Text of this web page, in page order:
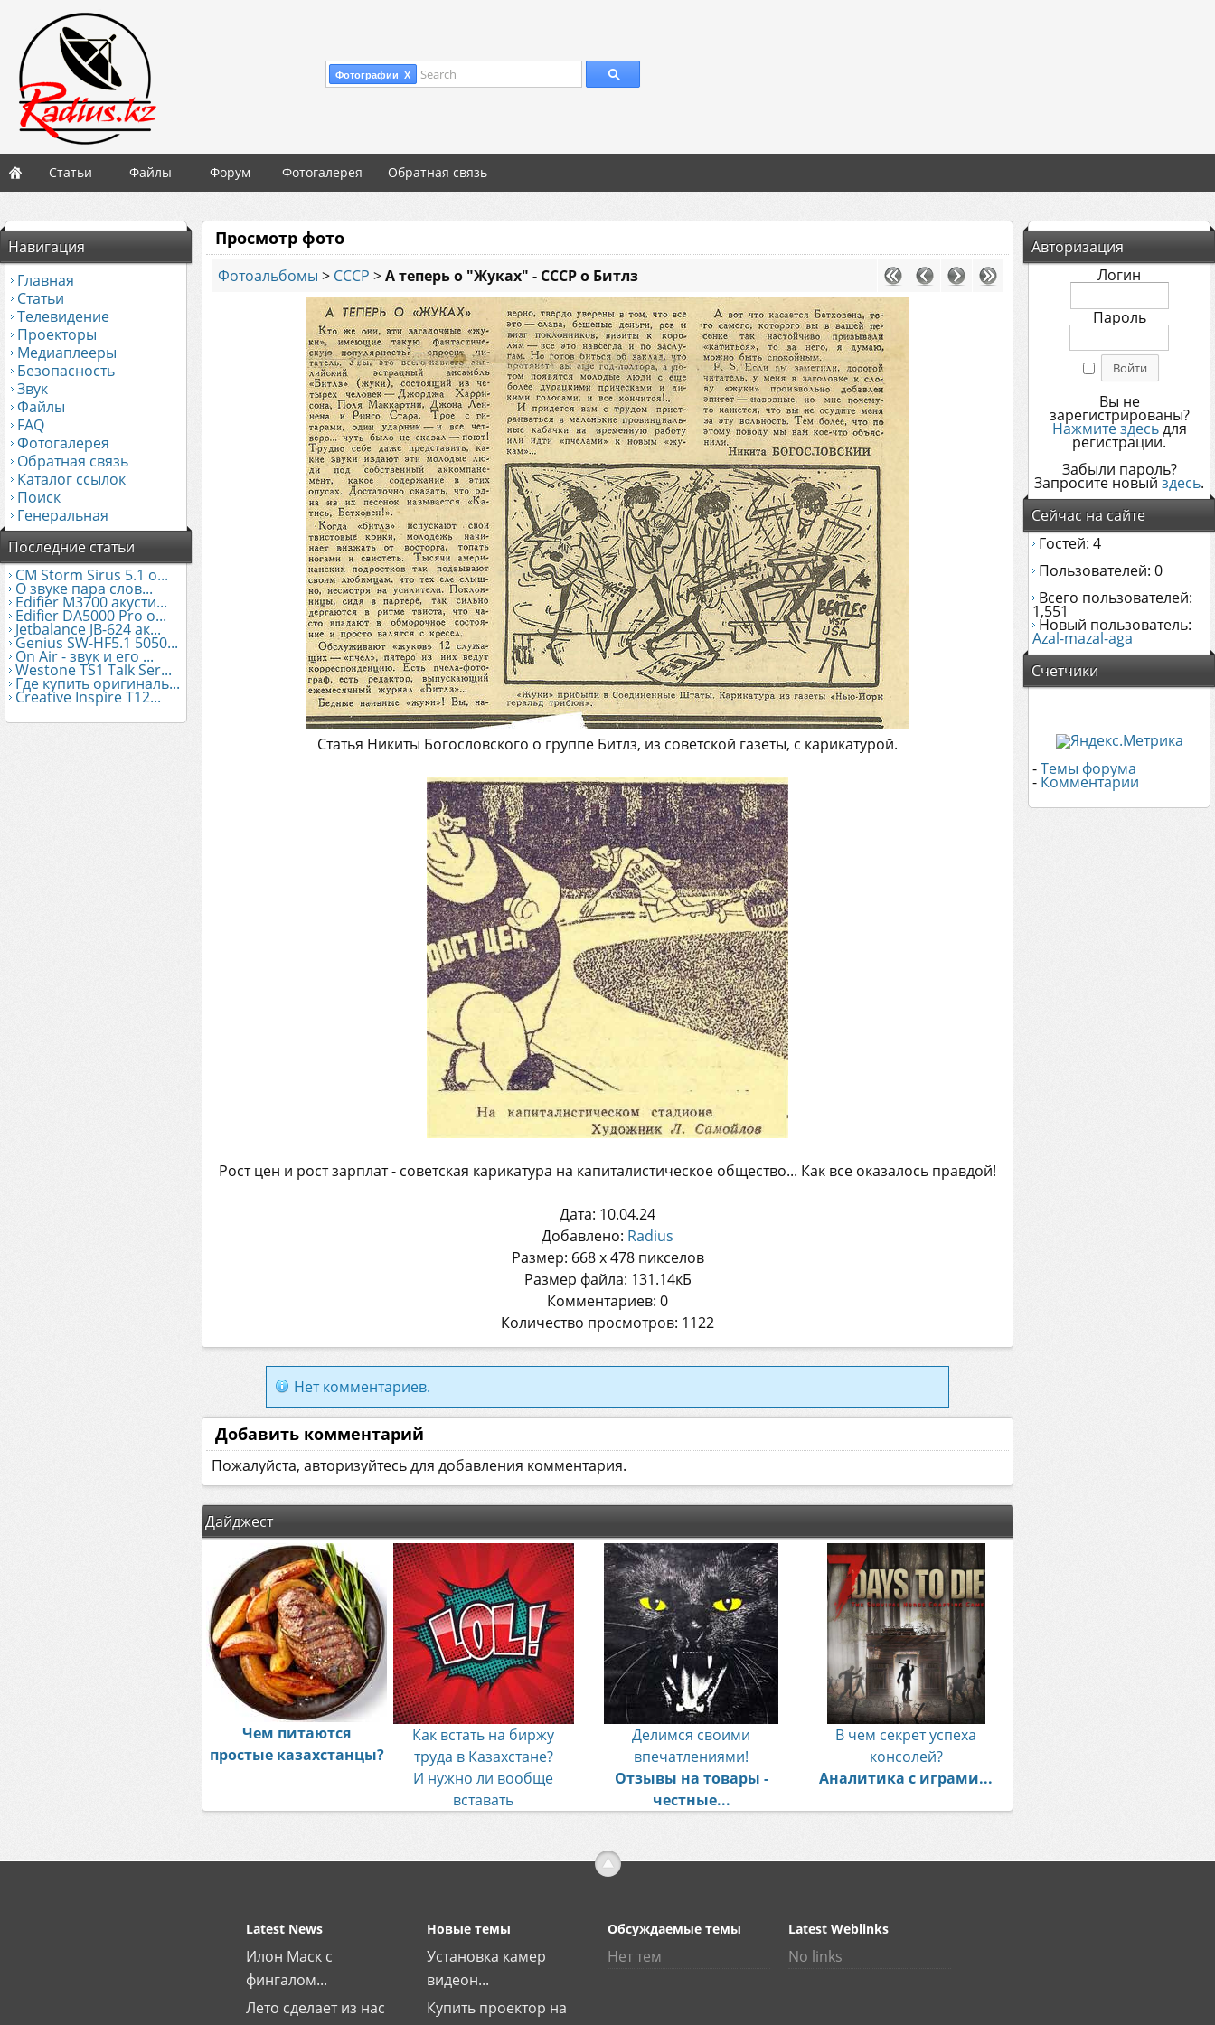
Фотографии X Search
Статьи Файлы Форум Фотогалерея Обратная связь
Навигация
Главная
Статьи
Телевидение
Проекторы
Медиаплееры
Безопасность
Звук
Файлы
FAQ
Фотогалерея
Обратная связь
Каталог ссылок
Поиск
Генеральная
Последние статьи
CM Storm Sirus 5.1 о...
О звуке пара слов...
Edifier М3700 акусти...
Edifier DA5000 Pro о...
Jetbalance JB-624 ак...
Genius SW-HF5.1 5050...
On Air - звук и его ...
Westone TS1 Talk Ser...
Где купить оригиналь...
Creative Inspire T12...
Авторизация
Логин
Пароль
Вы не
зарегистрированы?
Нажмите здесьдля
регистрации.
Забыли пароль?
Запросите новый здесь.
Сейчас на сайте
Гостей: 4
Пользователей: 0
Всего пользователей:
1,551
Новый пользователь:
Azal-mazal-aga
Счетчики
-Темы форума
- Комментарии
Просмотр фото
Фотоальбомы > СССР >А теперь о "Жуках" - СССР о Битлз
Статья Никиты Богословского о группе Битлз, из советской газеты, с карикатурой.
Рост цен и рост зарплат - советская карикатура на капиталистическое общество... Как все оказалось правдой!
Дата: 10.04.24
Добавлено: Radius
Размер: 668 x 478 пикселов
Размер файла: 131.14кБ
Комментариев: 0
Количество просмотров: 1122
Нет комментариев.
Добавить комментарий
Пожалуйста, авторизуйтесь для добавления комментария.
Дайджест
Чем питаются
простые казахстанцы?
Как встать на биржу
труда в Казахстане?
И нужно ли вообще
вставать
Делимся своими
впечатлениями!
Отзывы на товары -
честные...
В чем секрет успеха
консолей?
Аналитика с играми...
Latest News
Илон Маск с
фингалом...
Лето сделает из нас
Новые темы
Установка камер
видеон...
Купить проектор на
Обсуждаемые темы
Нет тем
Latest Weblinks
No links